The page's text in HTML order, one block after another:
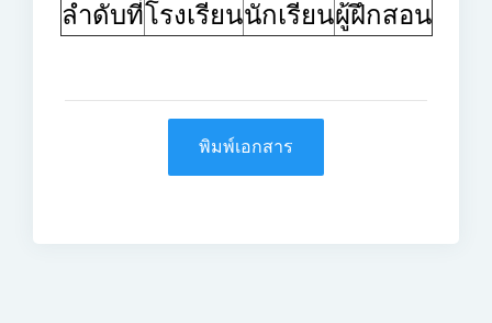
ลำดับที่โรงเรียนนักเรียนผู้ฝึกสอน